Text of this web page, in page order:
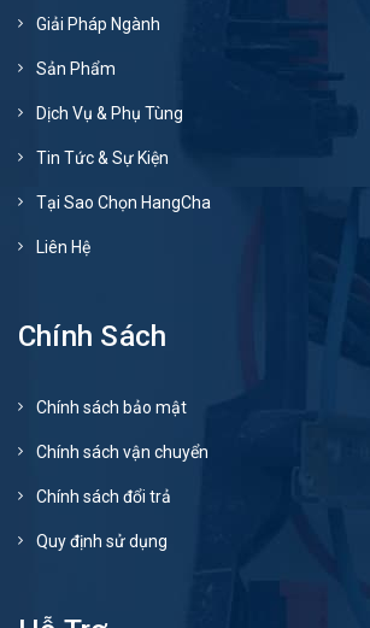
Giải Pháp Ngành
Sản Phẩm
Dịch Vụ & Phụ Tùng
Tin Tức & Sự Kiện
Tại Sao Chọn HangCha
Liên Hệ
Chính Sách
Chính sách bảo mật
Chính sách vận chuyển
Chính sách đổi trả
Quy định sử dụng